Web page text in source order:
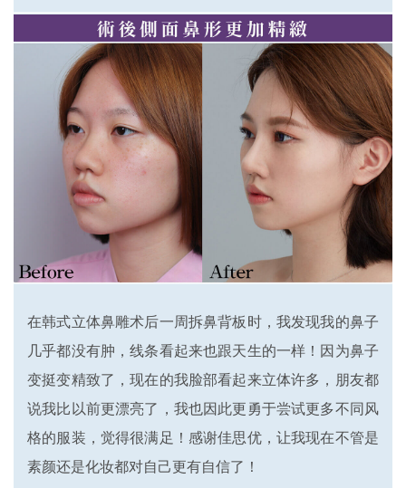
在韩式立体鼻雕术后一周拆鼻背板时，我发现我的鼻子
几乎都没有肿，线条看起来也跟天生的一样！因为鼻子
变挺变精致了，现在的我脸部看起来立体许多，朋友都
说我比以前更漂亮了，我也因此更勇于尝试更多不同风
格的服装，觉得很满足！感谢佳思优，让我现在不管是
素颜还是化妆都对自己更有自信了！